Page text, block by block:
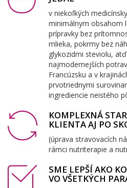
v niekoľkých
minimálnym obsahom
prípravky bez
mlieka, pokrmy bez
glykozidmi steviolu,
najmodernejších
Francúzsku a v
prvotriednymi
ingrediencie neistého
KOMPLEXNÁ
KLIENTA AJ PO
(úprava stravovacích
rámci nutriterapie a
SME LEPŠÍ AKO
VO VŠETKÝCH